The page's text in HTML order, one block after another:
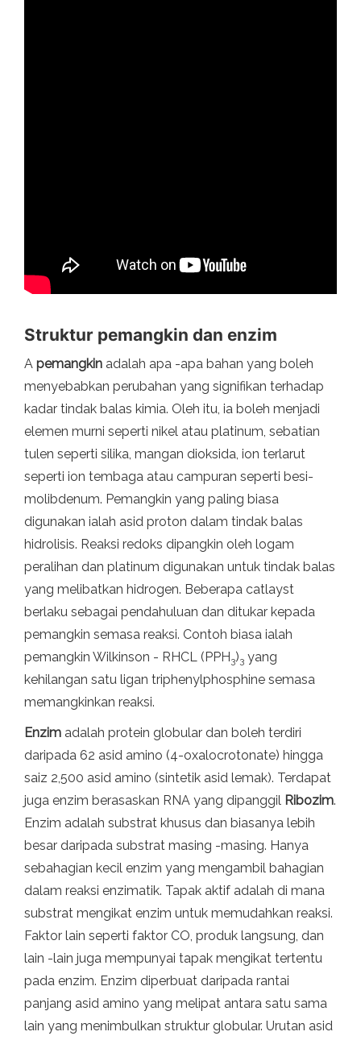
Struktur pemangkin dan enzim
A pemangkin adalah apa -apa bahan yang boleh
menyebabkan perubahan yang signifikan terhadap
kadar tindak balas kimia. Oleh itu, ia boleh menjadi
elemen murni seperti nikel atau platinum, sebatian
tulen seperti silika, mangan dioksida, ion terlarut
seperti ion tembaga atau campuran seperti besi-
molibdenum. Pemangkin yang paling biasa
digunakan ialah asid proton dalam tindak balas
hidrolisis. Reaksi redoks dipangkin oleh logam
peralihan dan platinum digunakan untuk tindak balas
yang melibatkan hidrogen. Beberapa catlayst
berlaku sebagai pendahuluan dan ditukar kepada
pemangkin semasa reaksi. Contoh biasa ialah
pemangkin Wilkinson - RHCL (PPH3)3 yang
kehilangan satu ligan triphenylphosphine semasa
memangkinkan reaksi.
Enzim adalah protein globular dan boleh terdiri
daripada 62 asid amino (4-oxalocrotonate) hingga
saiz 2,500 asid amino (sintetik asid lemak). Terdapat
juga enzim berasaskan RNA yang dipanggil Ribozim.
Enzim adalah substrat khusus dan biasanya lebih
besar daripada substrat masing -masing. Hanya
sebahagian kecil enzim yang mengambil bahagian
dalam reaksi enzimatik. Tapak aktif adalah di mana
substrat mengikat enzim untuk memudahkan reaksi.
Faktor lain seperti faktor CO, produk langsung, dan
lain -lain juga mempunyai tapak mengikat tertentu
pada enzim. Enzim diperbuat daripada rantai
panjang asid amino yang melipat antara satu sama
lain yang menimbulkan struktur globular. Urutan asid